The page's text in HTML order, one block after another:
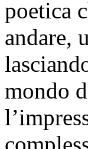
poetica
andare,
mondo